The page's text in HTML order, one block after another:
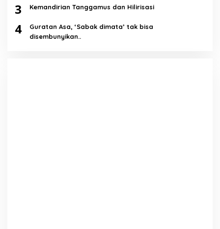
3 Kemandirian Tanggamus dan Hilirisasi
4
Guratan Asa, ‘Sabak dimata’ tak bisa
disembunyikan..